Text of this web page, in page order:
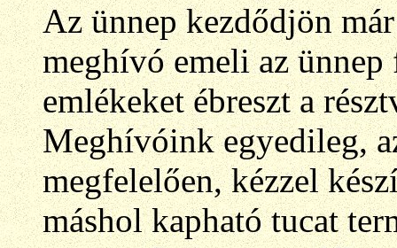
Az ünnep kezdődjön
meghívó emeli az ünnep
emlékeket ébreszt a
Meghívóink egyedileg,
megfelelően, kézzel
máshol kapható tucat